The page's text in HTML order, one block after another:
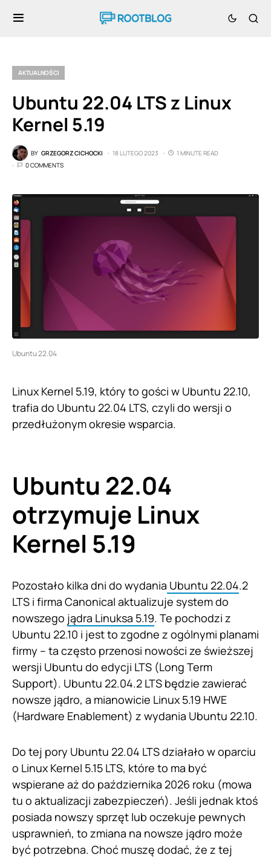
AKTUALNOŚCI
Ubuntu 22.04 LTS z Linux
Kernel 5.19
BY GRZEGORZ CICHOCKI 18 LUTEGO 2023
1 MINUTE READ
0 COMMENTS
Ubuntu 22.04
Linux Kernel 5.19, który to gości w Ubuntu 22.10,
trafia do Ubuntu 22.04 LTS, czyli do wersji o
przedłużonym okresie wsparcia.
Ubuntu 22.04
otrzymuje Linux
Kernel 5.19
Pozostało kilka dni do wydania Ubuntu 22.04.2
LTS i firma Canonical aktualizuje system do
nowszego jądra Linuksa 5.19. Te pochodzi z
Ubuntu 22.10 i jest to zgodne z ogólnymi planami
firmy – ta często przenosi nowości ze świeższej
wersji Ubuntu do edycji LTS (Long Term
Support). Ubuntu 22.04.2 LTS będzie zawierać
nowsze jądro, a mianowicie Linux 5.19 HWE
(Hardware Enablement) z wydania Ubuntu 22.10.
Do tej pory Ubuntu 22.04 LTS działało w oparciu
o Linux Kernel 5.15 LTS, które to ma być
wspierane aż do października 2026 roku (mowa
tu o aktualizacji zabezpieczeń). Jeśli jednak ktoś
posiada nowszy sprzęt lub oczekuje pewnych
usprawnień, to zmiana na nowsze jądro może
być potrzebna. Choć muszę dodać, że z tej